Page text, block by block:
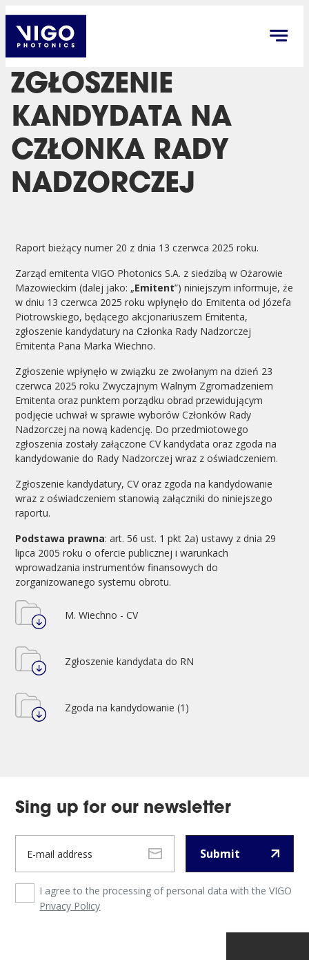
ZGŁOSZENIE
KANDYDATA NA
CZŁONKA RADY
NADZORCZEJ
Raport bieżący numer 20 z dnia 13 czerwca 2025 roku.
Zarząd emitenta VIGO Photonics S.A. z siedzibą w Ożarowie
Mazowieckim (dalej jako: „Emitent”) niniejszym informuje, że
w dniu 13 czerwca 2025 roku wpłynęło do Emitenta od Józefa
Piotrowskiego, będącego akcjonariuszem Emitenta,
zgłoszenie kandydatury na Członka Rady Nadzorczej
Emitenta Pana Marka Wiechno.
Zgłoszenie wpłynęło w związku ze zwołanym na dzień 23
czerwca 2025 roku Zwyczajnym Walnym Zgromadzeniem
Emitenta oraz punktem porządku obrad przewidującym
podjęcie uchwał w sprawie wyborów Członków Rady
Nadzorczej na nową kadencję. Do przedmiotowego
zgłoszenia zostały załączone CV kandydata oraz zgoda na
kandydowanie do Rady Nadzorczej wraz z oświadczeniem.
Zgłoszenie kandydatury, CV oraz zgoda na kandydowanie
wraz z oświadczeniem stanowią załączniki do niniejszego
raportu.
Podstawa prawna: art. 56 ust. 1 pkt 2a) ustawy z dnia 29
lipca 2005 roku o ofercie publicznej i warunkach
wprowadzania instrumentów finansowych do
zorganizowanego systemu obrotu.
M. Wiechno - CV
Zgłoszenie kandydata do RN
Zgoda na kandydowanie (1)
Sing up for our newsletter
Submit
I agree to the processing of personal data with the VIGO
Privacy Policy